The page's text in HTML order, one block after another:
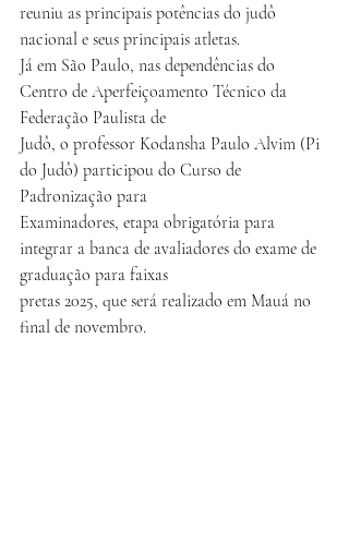
reuniu as principais potências do judô
nacional e seus principais atletas.
Já em São Paulo, nas dependências do
Centro de Aperfeiçoamento Técnico da
Federação Paulista de
Judô, o professor Kodansha Paulo Alvim (Pi
do Judô) participou do Curso de
Padronização para
Examinadores, etapa obrigatória para
integrar a banca de avaliadores do exame de
graduação para faixas
pretas 2025, que será realizado em Mauá no
final de novembro.